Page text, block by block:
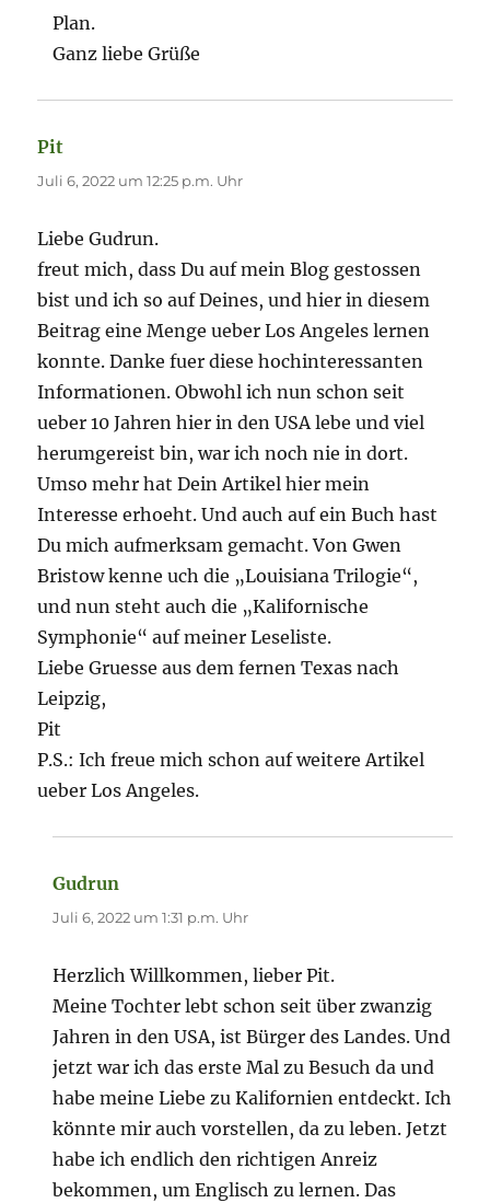
Plan.
Ganz liebe Grüße
Pit
Juli 6, 2022 um 12:25 p.m. Uhr
Liebe Gudrun.
freut mich, dass Du auf mein Blog gestossen
bist und ich so auf Deines, und hier in diesem
Beitrag eine Menge ueber Los Angeles lernen
konnte. Danke fuer diese hochinteressanten
Informationen. Obwohl ich nun schon seit
ueber 10 Jahren hier in den USA lebe und viel
herumgereist bin, war ich noch nie in dort.
Umso mehr hat Dein Artikel hier mein
Interesse erhoeht. Und auch auf ein Buch hast
Du mich aufmerksam gemacht. Von Gwen
Bristow kenne uch die „Louisiana Trilogie“,
und nun steht auch die „Kalifornische
Symphonie“ auf meiner Leseliste.
Liebe Gruesse aus dem fernen Texas nach
Leipzig,
Pit
P.S.: Ich freue mich schon auf weitere Artikel
ueber Los Angeles.
Gudrun
Juli 6, 2022 um 1:31 p.m. Uhr
Herzlich Willkommen, lieber Pit.
Meine Tochter lebt schon seit über zwanzig
Jahren in den USA, ist Bürger des Landes. Und
jetzt war ich das erste Mal zu Besuch da und
habe meine Liebe zu Kalifornien entdeckt. Ich
könnte mir auch vorstellen, da zu leben. Jetzt
habe ich endlich den richtigen Anreiz
bekommen, um Englisch zu lernen. Das